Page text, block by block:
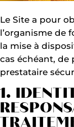
Le Site a pour
l’organisme de
la mise à
cas échéant, de
prestataire
1.